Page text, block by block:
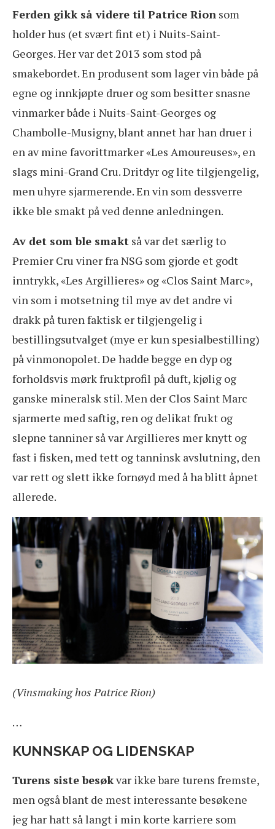
Ferden gikk så videre til Patrice Rion som
holder hus (et svært fint et) i Nuits-Saint-
Georges. Her var det 2013 som stod på
smakebordet. En produsent som lager vin både på
egne og innkjøpte druer og som besitter snasne
vinmarker både i Nuits-Saint-Georges og
Chambolle-Musigny, blant annet har han druer i
en av mine favorittmarker «Les Amoureuses», en
slags mini-Grand Cru. Dritdyr og lite tilgjengelig,
men uhyre sjarmerende. En vin som dessverre
ikke ble smakt på ved denne anledningen.
Av det som ble smakt så var det særlig to
Premier Cru viner fra NSG som gjorde et godt
inntrykk, «Les Argillieres» og «Clos Saint Marc»,
vin som i motsetning til mye av det andre vi
drakk på turen faktisk er tilgjengelig i
bestillingsutvalget (mye er kun spesialbestilling)
på vinmonopolet. De hadde begge en dyp og
forholdsvis mørk fruktprofil på duft, kjølig og
ganske mineralsk stil. Men der Clos Saint Marc
sjarmerte med saftig, ren og delikat frukt og
slepne tanniner så var Argillieres mer knytt og
fast i fisken, med tett og tanninsk avslutning, den
var rett og slett ikke fornøyd med å ha blitt åpnet
allerede.
(Vinsmaking hos Patrice Rion)
…
KUNNSKAP OG LIDENSKAP
Turens siste besøkvar ikke bare turens fremste,
men også blant de mest interessante besøkene
jeg har hatt så langt i min korte karriere som